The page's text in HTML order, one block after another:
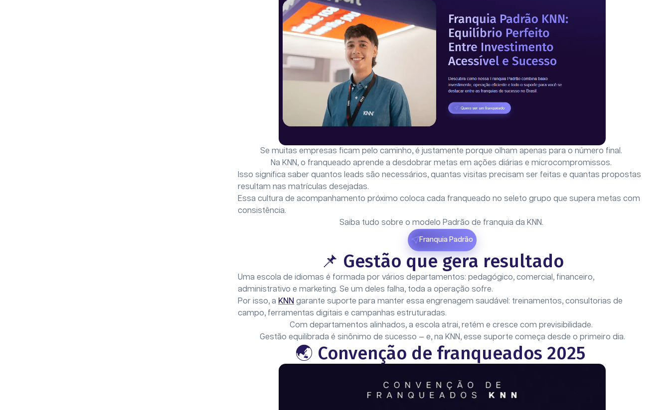
Se muitas empresas ficam pelo caminho, é justamente porque olham apenas para o número final.
Na KNN, o franqueado aprende a desdobrar metas em ações diárias e microcompromissos.
Isso significa saber quantos leads são necessários, quantas visitas precisam ser feitas e quantas propostas
resultam nas matrículas desejadas.
Essa cultura de acompanhamento próximo coloca cada franqueado no seleto grupo que supera metas com
consistência.
Saiba tudo sobre o modelo Padrão de franquia da KNN.
Franquia Padrão
📌 Gestão que gera resultado
Uma escola de idiomas é formada por vários departamentos: pedagógico, comercial, financeiro,
administrativo e marketing. Se um deles falha, toda a operação sofre.
Por isso, a KNN garante suporte para manter essa engrenagem saudável: treinamentos, consultorias de
campo, ferramentas digitais e campanhas estruturadas.
Com departamentos alinhados, a escola atrai, retém e cresce com previsibilidade.
Gestão equilibrada é sinônimo de sucesso — e, na KNN, esse suporte começa desde o primeiro dia.
🌏 Convenção de franqueados 2025